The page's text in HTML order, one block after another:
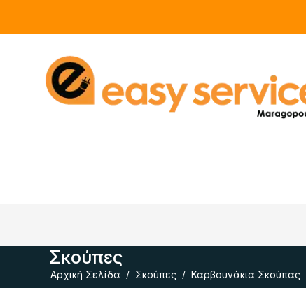
Αρχική Σελίδα / Σκούπες / Καρβουνάκια Σκούπας
Σκούπες